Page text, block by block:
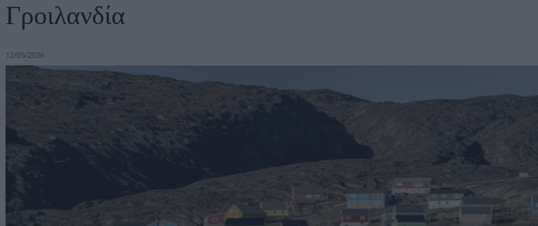
Γροιλανδία
12/05/2026